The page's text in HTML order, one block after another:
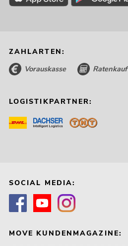
ZAHLARTEN:
Vorauskasse Ratenkauf
LOGISTIKPARTNER:
SOCIAL MEDIA:
MOVE KUNDENMAGAZINE: